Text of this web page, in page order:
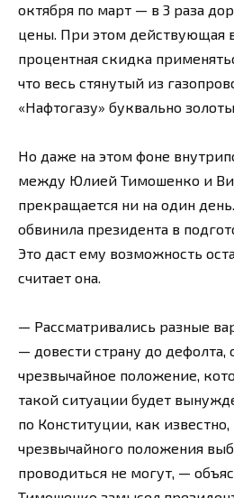
октября по март — в 3 раза
цены. При этом действующая
процентная скидка
что весь стянутый из
«Нафтогазу» буквально
Но даже на этом фоне
между Юлией Тимошенко и
прекращается ни на один
обвинила президента в
Это даст ему возможность
считает она.
— Рассматривались разные
— довести страну до дефолта,
чрезвычайное положение,
такой ситуации будет
по Конституции, как
чрезвычайного положения
проводиться не могут, —